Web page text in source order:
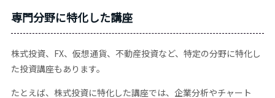
専門分野に特化した講座
株式投資、FX、仮想通貨、不動産投資など、特定の分野に特化し
た投資講座もあります。
たとえば、株式投資に特化した講座では、企業分析やチャート